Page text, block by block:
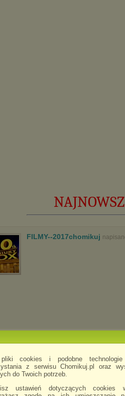
pliki cookies i podobne
z serwisu Chomikuj.pl oraz
do Twoich potrzeb.
ustawień dotyczących cookies
FILMY--2017chomikuj